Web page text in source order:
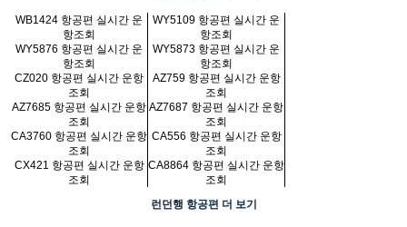
WB1424 항공편 실시간 운
항조회
WY5109 항공편 실시간 운
항조회
WY5876 항공편 실시간 운
항조회
WY5873 항공편 실시간 운
항조회
CZ020 항공편 실시간 운항
조회
AZ759 항공편 실시간 운항
조회
AZ7685 항공편 실시간 운항
조회
AZ7687 항공편 실시간 운항
조회
CA3760 항공편 실시간 운항
조회
CA556 항공편 실시간 운항
조회
CX421 항공편 실시간 운항
조회
CA8864 항공편 실시간 운항
조회
런던행 항공편 더 보기